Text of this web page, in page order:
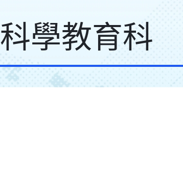
科學教育科